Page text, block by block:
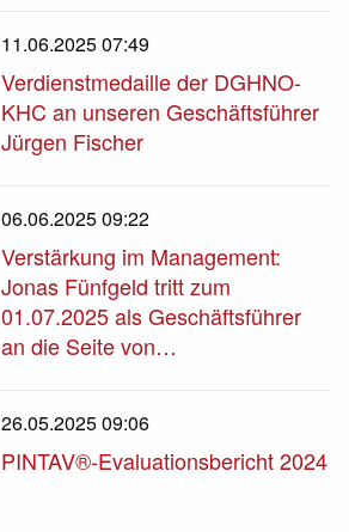
11.06.2025 07:49
Verdienstmedaille der DGHNO-
KHC an unseren Geschäftsführer
Jürgen Fischer
06.06.2025 09:22
Verstärkung im Management:
Jonas Fünfgeld tritt zum
01.07.2025 als Geschäftsführer
an die Seite von…
26.05.2025 09:06
PINTAV®-Evaluationsbericht 2024